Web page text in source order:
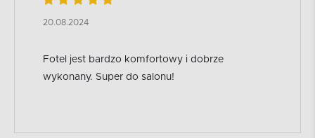
20.08.2024
Fotel jest bardzo komfortowy i dobrze
wykonany. Super do salonu!